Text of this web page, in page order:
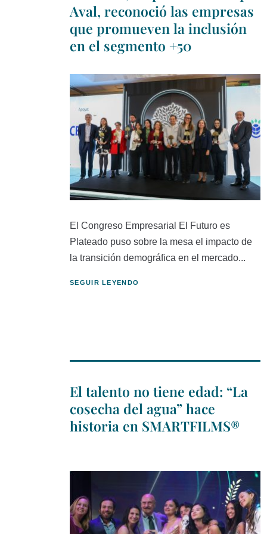
Aval, reconoció las empresas
que promueven la inclusión
en el segmento +50
El Congreso Empresarial El Futuro es
Plateado puso sobre la mesa el impacto de
la transición demográfica en el mercado...
SEGUIR LEYENDO
El talento no tiene edad: “La
cosecha del agua” hace
historia en SMARTFILMS®